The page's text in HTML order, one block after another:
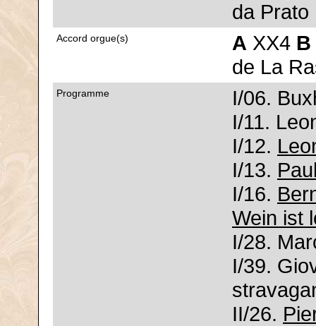
da Prato
Accord orgue(s) A XX4 B
de La
Programme
I/06.
I/11.
I/12.
I/13.
I/16.
Wein ist
I/28.
I/39.
II/26.